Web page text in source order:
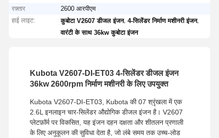
रफ़्तार
2600 आरपीएम
हाई लाइट:
कुबोटा V2607 डीजल इंजन,4-सिलेंडर निर्माण मशीनरी इंजन,
वारंटी के साथ 36kw कुबोटा इंजन
Kubota V2607-DI-ET03 4-सिलेंडर डीजल इंजन
36kw 2600rpm निर्माण मशीनरी के लिए उपयुक्त
Kubota V2607-DI-ET03, Kubota की 07 श्रृंखला में एक
2.6L इनलाइन चार-सिलेंडर औद्योगिक डीजल इंजन है। V2607
प्लेटफ़ॉर्म पर विकसित, यह इंजन दहन दक्षता और शीतलन प्रणाली
के लिए अनुकूलन की सुविधा देता है, जो लंबे समय तक उच्च-लोड